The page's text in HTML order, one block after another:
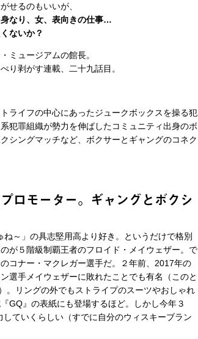
せるのもいいが、
なり、女、表向きの仕事…
ないか？
ミュージアムの館長。
り剥がす連載、二十九話目。
ライフの中心にあったジュークボックスを操る犯
犯罪組織が勢力を伸ばしたコミュニティ出身のボ
シングマッチなど、ボクサーとギャングのコネク
ロモーター。ギャングとボクシ
～」の具志堅用高より好き。というだけで格別
が５階級制覇王者のフロイド・メイウェザー。で
コナー・マクレガー選手だ。２年前、2017年の
選手メイウェザーに敗れたことでも有名（このと
リングの外でもストライプのスーツやおしゃれ
GQ』の表紙にも登場するほど。しかし今年３
ていくらしい（すでに自分のウィスキーブラン